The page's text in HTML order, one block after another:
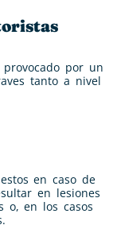
por un
tanto a nivel
en caso de
en lesiones
o, en los casos